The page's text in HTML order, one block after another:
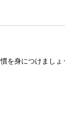
を身につけましょ